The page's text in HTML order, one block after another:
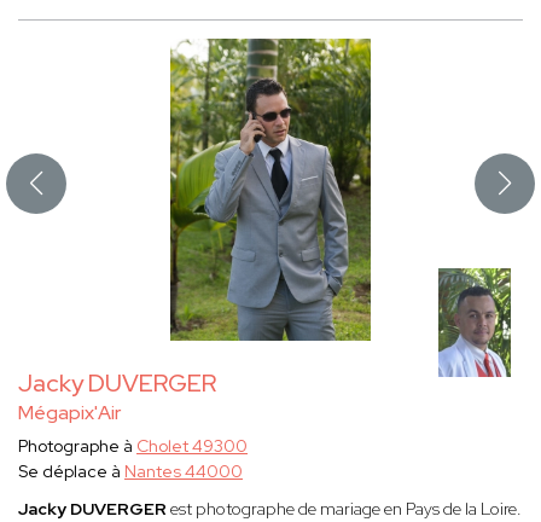
Jacky DUVERGER
Mégapix'Air
Photographe à Cholet 49300
Se déplace à Nantes 44000
Jacky DUVERGER est photographe de mariage en Pays de la Loire.